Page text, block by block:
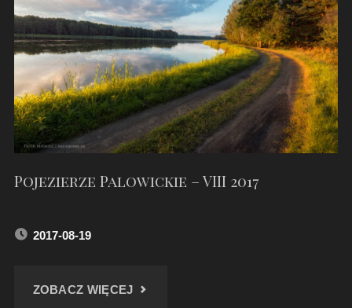
–
SIERPIEŃ
2017"
Pojezierze Palowickie – VIII 2017
2017-08-19
ZOBACZ WIĘCEJ"POJEZIERZE